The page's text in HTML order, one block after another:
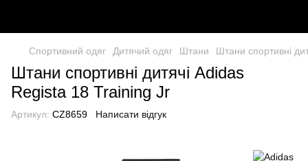
Спортивний одяг Дитячий одяг Штани Штани спортивні
Штани спортивні дитячі Adidas
Regista 18 Training Jr
Артикул: CZ8659 Написати відгук